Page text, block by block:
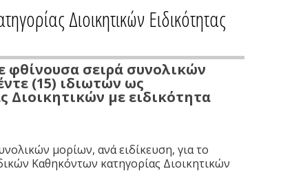
Διοικητικών Ειδικότητας
σειρά συνολικών
(15) ιδιωτών ως
με ειδικότητα
μορίων, ανά ειδίκευση, για το
Καθηκόντων κατηγορίας Διοικητικών